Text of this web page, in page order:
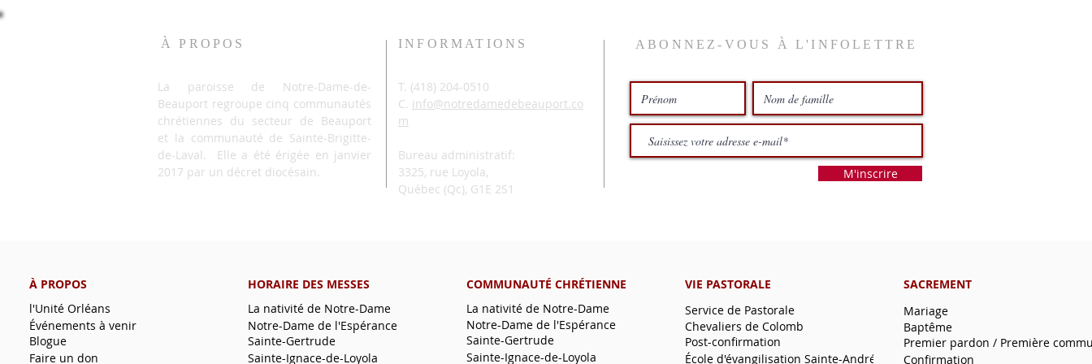
À PROPOS
La paroisse de Notre-Dame-de-
Beauport regroupe cinq communautés
chrétiennes du secteur de Beauport
et la communauté de Sainte-Brigitte-
de-Laval. Elle a été érigée en janvier
2017 par un décret diocésain.
INFORMATIONS
T. (418) 204-0510
C. info@notredamedebeauport.co
m
Bureau administratif:
3325, rue Loyola,
Québec (Qc), G1E 2S1
ABONNEZ-VOUS À L'INFOLETTRE
M'inscrire
À PROPOS
l'Unité Orléans
Blogue
Événements à venir
Faire un don
HORAIRE DES MESSES
La nativité de Notre-Dame
Sainte-Gertrude
Notre-Dame de l'Espérance
Sainte-Ignace-de-Loyola
COMMUNAUTÉ CHRÉTIENNE
La nativité de Notre-Dame
Sainte-Gertrude
Notre-Dame de l'Espérance
Sainte-Ignace-de-Loyola
VIE PASTORALE
Service de Pastorale
Chevaliers de Colomb
Post-confirmation
École d'évangilisation Sainte-André
SACREMENT
Mariage
Premier pardon / Première
Baptême
Confirmation